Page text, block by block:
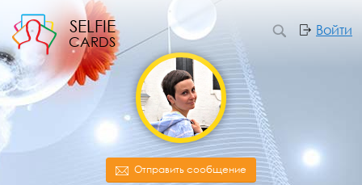
SELFIE
CARDS
Войти
Отправить сообщение